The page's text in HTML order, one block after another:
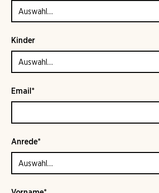
Kinder
Email*
Anrede*